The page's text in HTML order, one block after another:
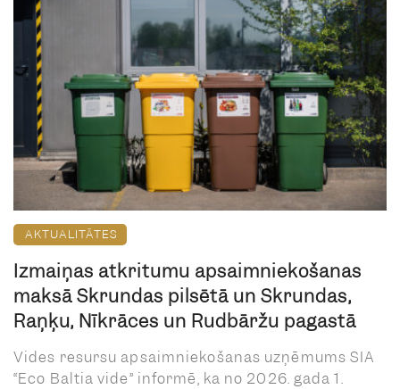
AKTUALITĀTES
Izmaiņas atkritumu apsaimniekošanas
maksā Skrundas pilsētā un Skrundas,
Raņķu, Nīkrāces un Rudbāržu pagastā
Vides resursu apsaimniekošanas uzņēmums SIA
“Eco Baltia vide” informē, ka no 2026. gada 1.